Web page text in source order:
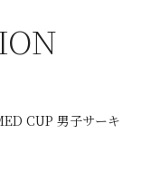
CUP 男子サーキ